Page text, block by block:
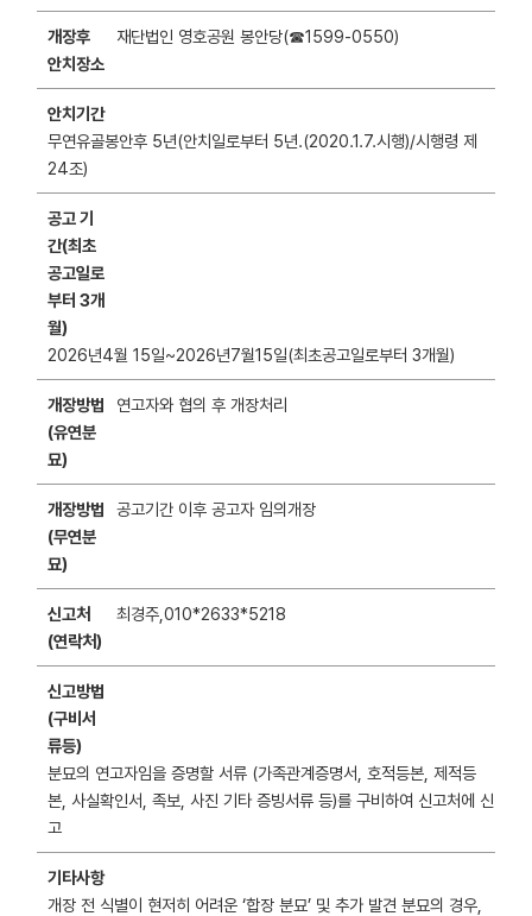
개장후
안치장소
재단법인 영호공원 봉안당(☎1599-0550)
안치기간
무연유골봉안후 5년(안치일로부터 5년.(2020.1.7.시행)/시행령 제
24조)
공고 기
간(최초
공고일로
부터 3개
월)
2026년4월 15일~2026년7월15일(최초공고일로부터 3개월)
개장방법
(유연분
묘)
연고자와 협의 후 개장처리
개장방법
(무연분
묘)
공고기간 이후 공고자 임의개장
신고처
(연락처)
최경주,010*2633*5218
신고방법
(구비서
류등)
분묘의 연고자임을 증명할 서류 (가족관계증명서, 호적등본, 제적등
본, 사실확인서, 족보, 사진 기타 증빙서류 등)를 구비하여 신고처에 신
고
기타사항
개장 전 식별이 현저히 어려운 ‘합장 분묘’ 및 추가 발견 분묘의 경우,